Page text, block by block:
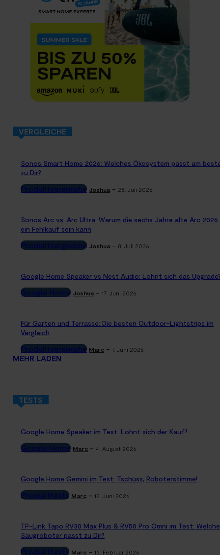
VERGLEICHE
Sonos Smart Home 2026: Welches Ökosystem passt am
zu Dir?
Produktvergleiche Joshua - 28. Juli 2026
Sonos Arc vs. Arc Ultra: Warum die sechs Jahre alte Arc 2026
ein Fehlkauf sein kann
Produktvergleiche Joshua - 8. Juli 2026
Google Home Speaker vs Nest Audio: Lohnt sich das
Google Home Joshua - 17. Juni 2026
Für Garten und Terrasse: Die besten Outdoor-Lightstrips im
Vergleich
Produktvergleiche Marc - 1. Juni 2026
MEHR LADEN
TESTS
Google Home Speaker im Test: Lohnt sich der Kauf?
Google Home Marc - 4. August 2026
Google Home Gemini im Test: Tschüss, Roboterstimme!
Produkttests Marc - 12. Juni 2026
TP-Link Tapo RV30 Max Plus & RV50 Pro Omni im Test:
Saugroboter passt zu Dir?
Produkttests Marc - 13. Februar 2026